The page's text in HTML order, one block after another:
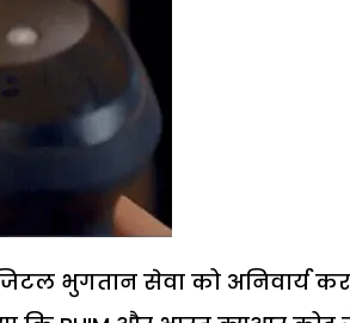
भुगतान सेवा को अनिवार्य